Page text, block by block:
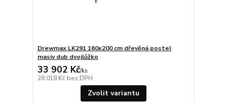
Drewmax LK291 160x200 cm dřevěná postel
masiv dub dvojlůžko
33 902 Kč/ks
28 018 Kč bez DPH
Zvolit variantu